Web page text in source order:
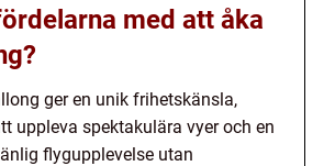
med att åka
ger en unik frihetskänsla,
uppleva spektakulära vyer och en
flygupplevelse utan